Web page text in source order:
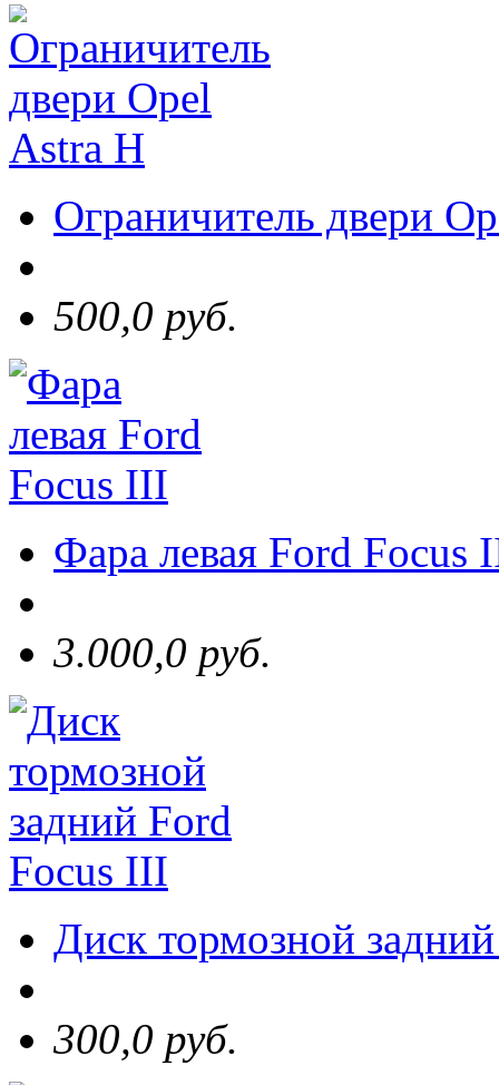
Ограничитель двери
500,0 руб.
Фара левая Ford Focus
3.000,0 руб.
Диск тормозной
300,0 руб.